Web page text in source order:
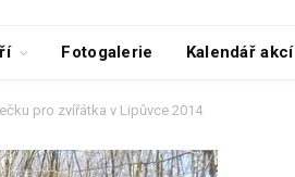
Fotogalerie Kalendář akcí
pro zvířátka v Lipůvce 2014